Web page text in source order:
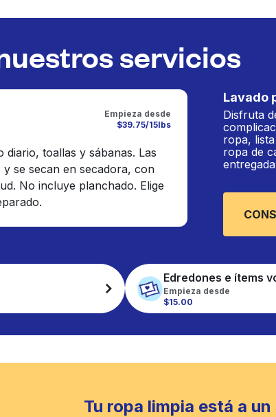
servicios
Empieza desde
$39.75/15lbs
diario, toallas y sábanas. Las
y se secan en secadora, con
No incluye planchado. Elige
Lavado
Disfruta
ropa,
ropa de
Edredones e ítems
Empieza desde
$15.00
Tu ropa limpia está a